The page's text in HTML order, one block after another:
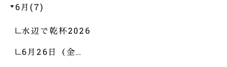
6月(7)
水辺で乾杯2026
6月26日（金…